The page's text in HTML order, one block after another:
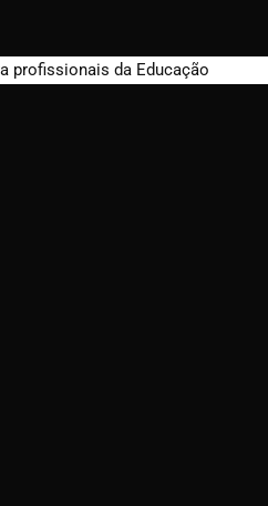
profissionais da Educação